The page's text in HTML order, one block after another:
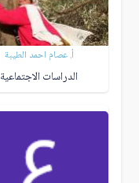
أ. عصام احمد الطيبة
الدراسات الاجتماعية